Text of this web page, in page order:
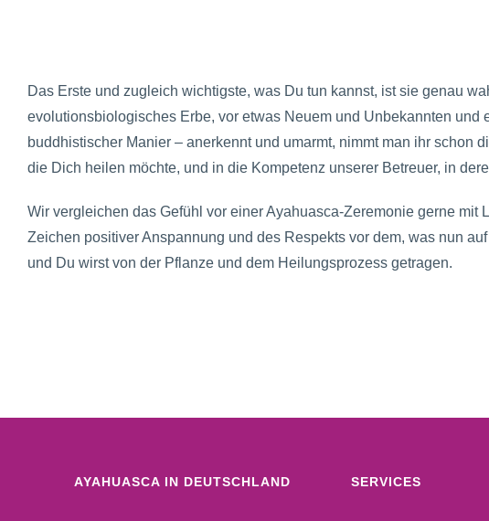
Das Erste und zugleich wichtigste, was Du tun kannst, ist sie genau
evolutionsbiologisches Erbe, vor etwas Neuem und Unbekannten
buddhistischer Manier – anerkennt und umarmt, nimmt man ihr schon
die Dich heilen möchte, und in die Kompetenz unserer Betreuer, in
Wir vergleichen das Gefühl vor einer Ayahuasca-Zeremonie gerne
Zeichen positiver Anspannung und des Respekts vor dem, was nun
und Du wirst von der Pflanze und dem Heilungsprozess getragen.
AYAHUASCA IN DEUTSCHLAND SERVICES